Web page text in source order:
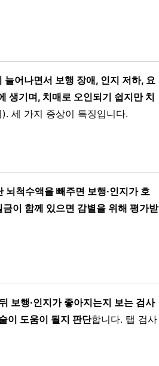
어나면서 보행 장애, 인지 저하, 요
생기며, 치매로 오인되기 쉽지만 치
세 가지 증상이 특징입니다.
척수액을 빼주면 보행·인지가 호
금이 함께 있으면 감별을 위해 평가받
보행·인지가 좋아지는지 보는 검사
이 도움이 될지 판단합니다. 탭 검사